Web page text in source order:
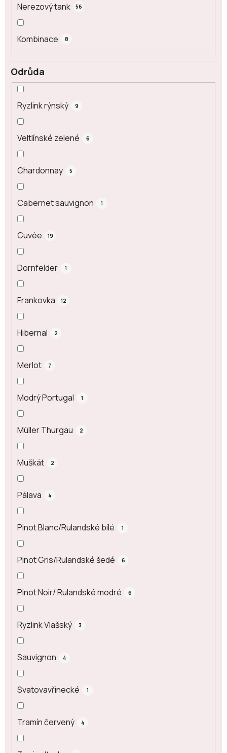
Odrůda
Ryzlink rýnský 9
Veltlínské zelené 6
Chardonnay 5
Cabernet sauvignon 1
Cuvée 19
Dornfelder 1
Frankovka 12
Hibernal 2
Merlot 7
Modrý Portugal 1
Müller Thurgau 2
Muškát 2
Pálava 4
Pinot Blanc/Rulandské bílé 1
Pinot Gris/Rulandské šedé 6
Pinot Noir/ Rulandské modré 6
Ryzlink Vlašský 3
Sauvignon 4
Svatovavřinecké 1
Tramín červený 4
Nerezový tank 56
Kombinace 8